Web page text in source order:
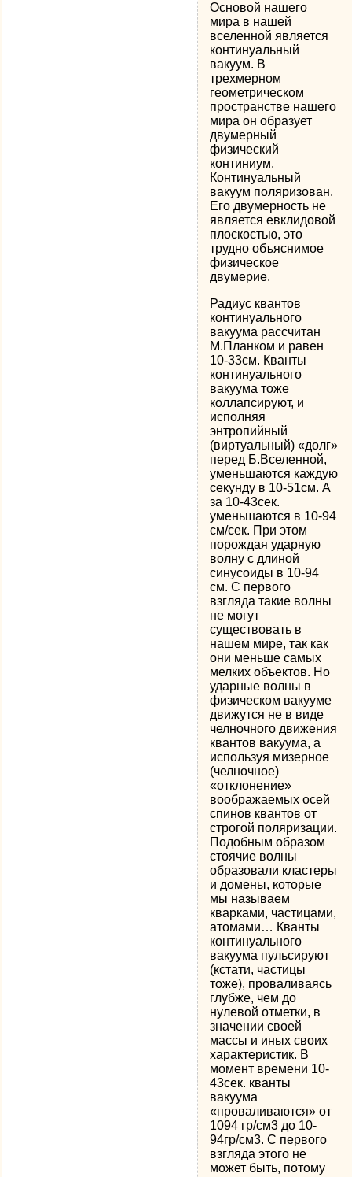
Основой нашего
мира в нашей
вселенной является
континуальный
вакуум. В
трехмерном
геометрическом
пространстве нашего
мира он образует
двумерный
физический
континиум.
Континуальный
вакуум поляризован.
Его двумерность не
является евклидовой
плоскостью, это
трудно объяснимое
физическое
двумерие.
Радиус квантов
континуального
вакуума рассчитан
М.Планком и равен
10-33см. Кванты
континуального
вакуума тоже
коллапсируют, и
исполняя
энтропийный
(виртуальный) «долг»
перед Б.Вселенной,
уменьшаются каждую
секунду в 10-51см. А
за 10-43сек.
уменьшаются в 10-94
см/сек. При этом
порождая ударную
волну с длиной
синусоиды в 10-94
см. С первого
взгляда такие волны
не могут
существовать в
нашем мире, так как
они меньше самых
мелких объектов. Но
ударные волны в
физическом вакууме
движутся не в виде
челночного движения
квантов вакуума, а
используя мизерное
(челночное)
«отклонение»
воображаемых осей
спинов квантов от
строгой поляризации.
Подобным образом
стоячие волны
образовали кластеры
и домены, которые
мы называем
кварками, частицами,
атомами… Кванты
континуального
вакуума пульсируют
(кстати, частицы
тоже), проваливаясь
глубже, чем до
нулевой отметки, в
значении своей
массы и иных своих
характеристик. В
момент времени 10-
43сек. кванты
вакуума
«проваливаются» от
1094 гр/см3 до 10-
94гр/см3. С первого
взгляда этого не
может быть, потому